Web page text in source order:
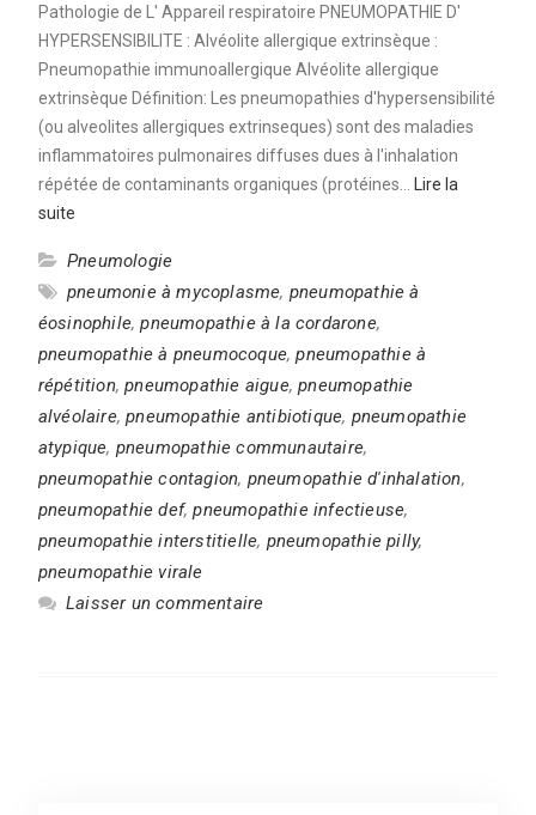
Pathologie de L' Appareil respiratoire PNEUMOPATHIE D'
HYPERSENSIBILITE : Alvéolite allergique extrinsèque :
Pneumopathie immunoallergique Alvéolite allergique
extrinsèque Définition: Les pneumopathies d'hypersensibilité
(ou alveolites allergiques extrinseques) sont des maladies
inflammatoires pulmonaires diffuses dues à l'inhalation
répétée de contaminants organiques (protéines…
Lire la
suite
Pneumologie
pneumonie à mycoplasme, pneumopathie à
éosinophile,pneumopathie à la cordarone,
pneumopathie à pneumocoque,pneumopathie à
répétition,pneumopathie aigue,pneumopathie
alvéolaire,pneumopathie antibiotique, pneumopathie
atypique, pneumopathie communautaire,
pneumopathie contagion, pneumopathie d'inhalation,
pneumopathie def,pneumopathie infectieuse,
pneumopathie interstitielle, pneumopathie pilly,
pneumopathie virale
Laisser un commentaire